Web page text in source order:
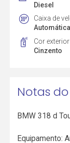
Diesel
Caixa de
Automática
Cor exterior
Cinzento
Notas
BMW 318 d
Equipamento: